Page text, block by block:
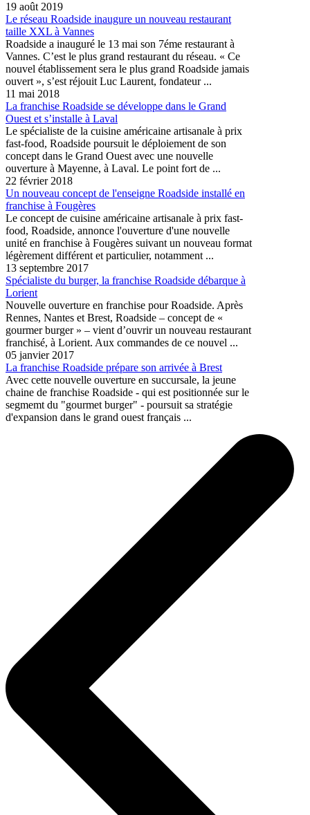
19 août 2019
Le réseau Roadside inaugure un nouveau restaurant
taille XXL à Vannes
Roadside a inauguré le 13 mai son 7éme restaurant à
Vannes. C’est le plus grand restaurant du réseau. « Ce
nouvel établissement sera le plus grand Roadside jamais
ouvert », s’est réjouit Luc Laurent, fondateur ...
11 mai 2018
La franchise Roadside se développe dans le Grand
Ouest et s’installe à Laval
Le spécialiste de la cuisine américaine artisanale à prix
fast-food, Roadside poursuit le déploiement de son
concept dans le Grand Ouest avec une nouvelle
ouverture à Mayenne, à Laval. Le point fort de ...
22 février 2018
Un nouveau concept de l'enseigne Roadside installé en
franchise à Fougères
Le concept de cuisine américaine artisanale à prix fast-
food, Roadside, annonce l'ouverture d'une nouvelle
unité en franchise à Fougères suivant un nouveau format
légèrement différent et particulier, notamment ...
13 septembre 2017
Spécialiste du burger, la franchise Roadside débarque à
Lorient
Nouvelle ouverture en franchise pour Roadside. Après
Rennes, Nantes et Brest, Roadside – concept de «
gourmer burger » – vient d’ouvrir un nouveau restaurant
franchisé, à Lorient. Aux commandes de ce nouvel ...
05 janvier 2017
La franchise Roadside prépare son arrivée à Brest
Avec cette nouvelle ouverture en succursale, la jeune
chaine de franchise Roadside - qui est positionnée sur le
segmemt du "gourmet burger" - poursuit sa stratégie
d'expansion dans le grand ouest français ...